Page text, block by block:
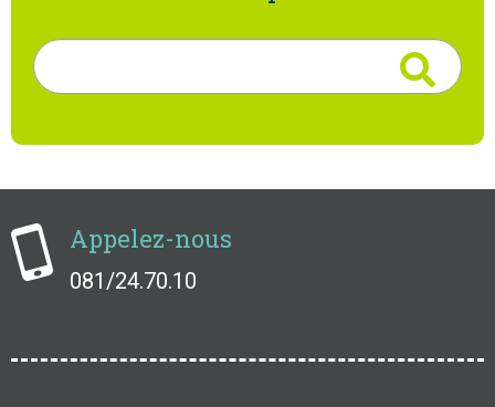
Rechercher
Appelez-nous
081/24.70.10